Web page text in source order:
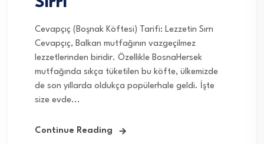
Cevapçıç (Boşnak Köftesi) Tarifi: Lezzetin Sırrı
Cevapçıç, Balkan mutfağının vazgeçilmez
lezzetlerinden biridir. Özellikle BosnaHersek
mutfağında sıkça tüketilen bu köfte, ülkemizde
de son yıllarda oldukça popülerhale geldi. İşte
size evde...
Continue Reading